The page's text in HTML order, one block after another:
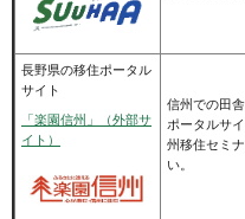
長野県の移住ポータル
サイト
「楽園信州」（外部サ
イト）
信州での田
ポータルサ
州移住セミ
い。